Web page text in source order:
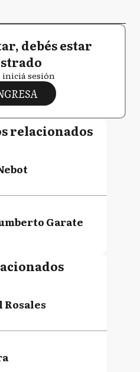
debés estar
iniciá sesión
relacionados
Garate